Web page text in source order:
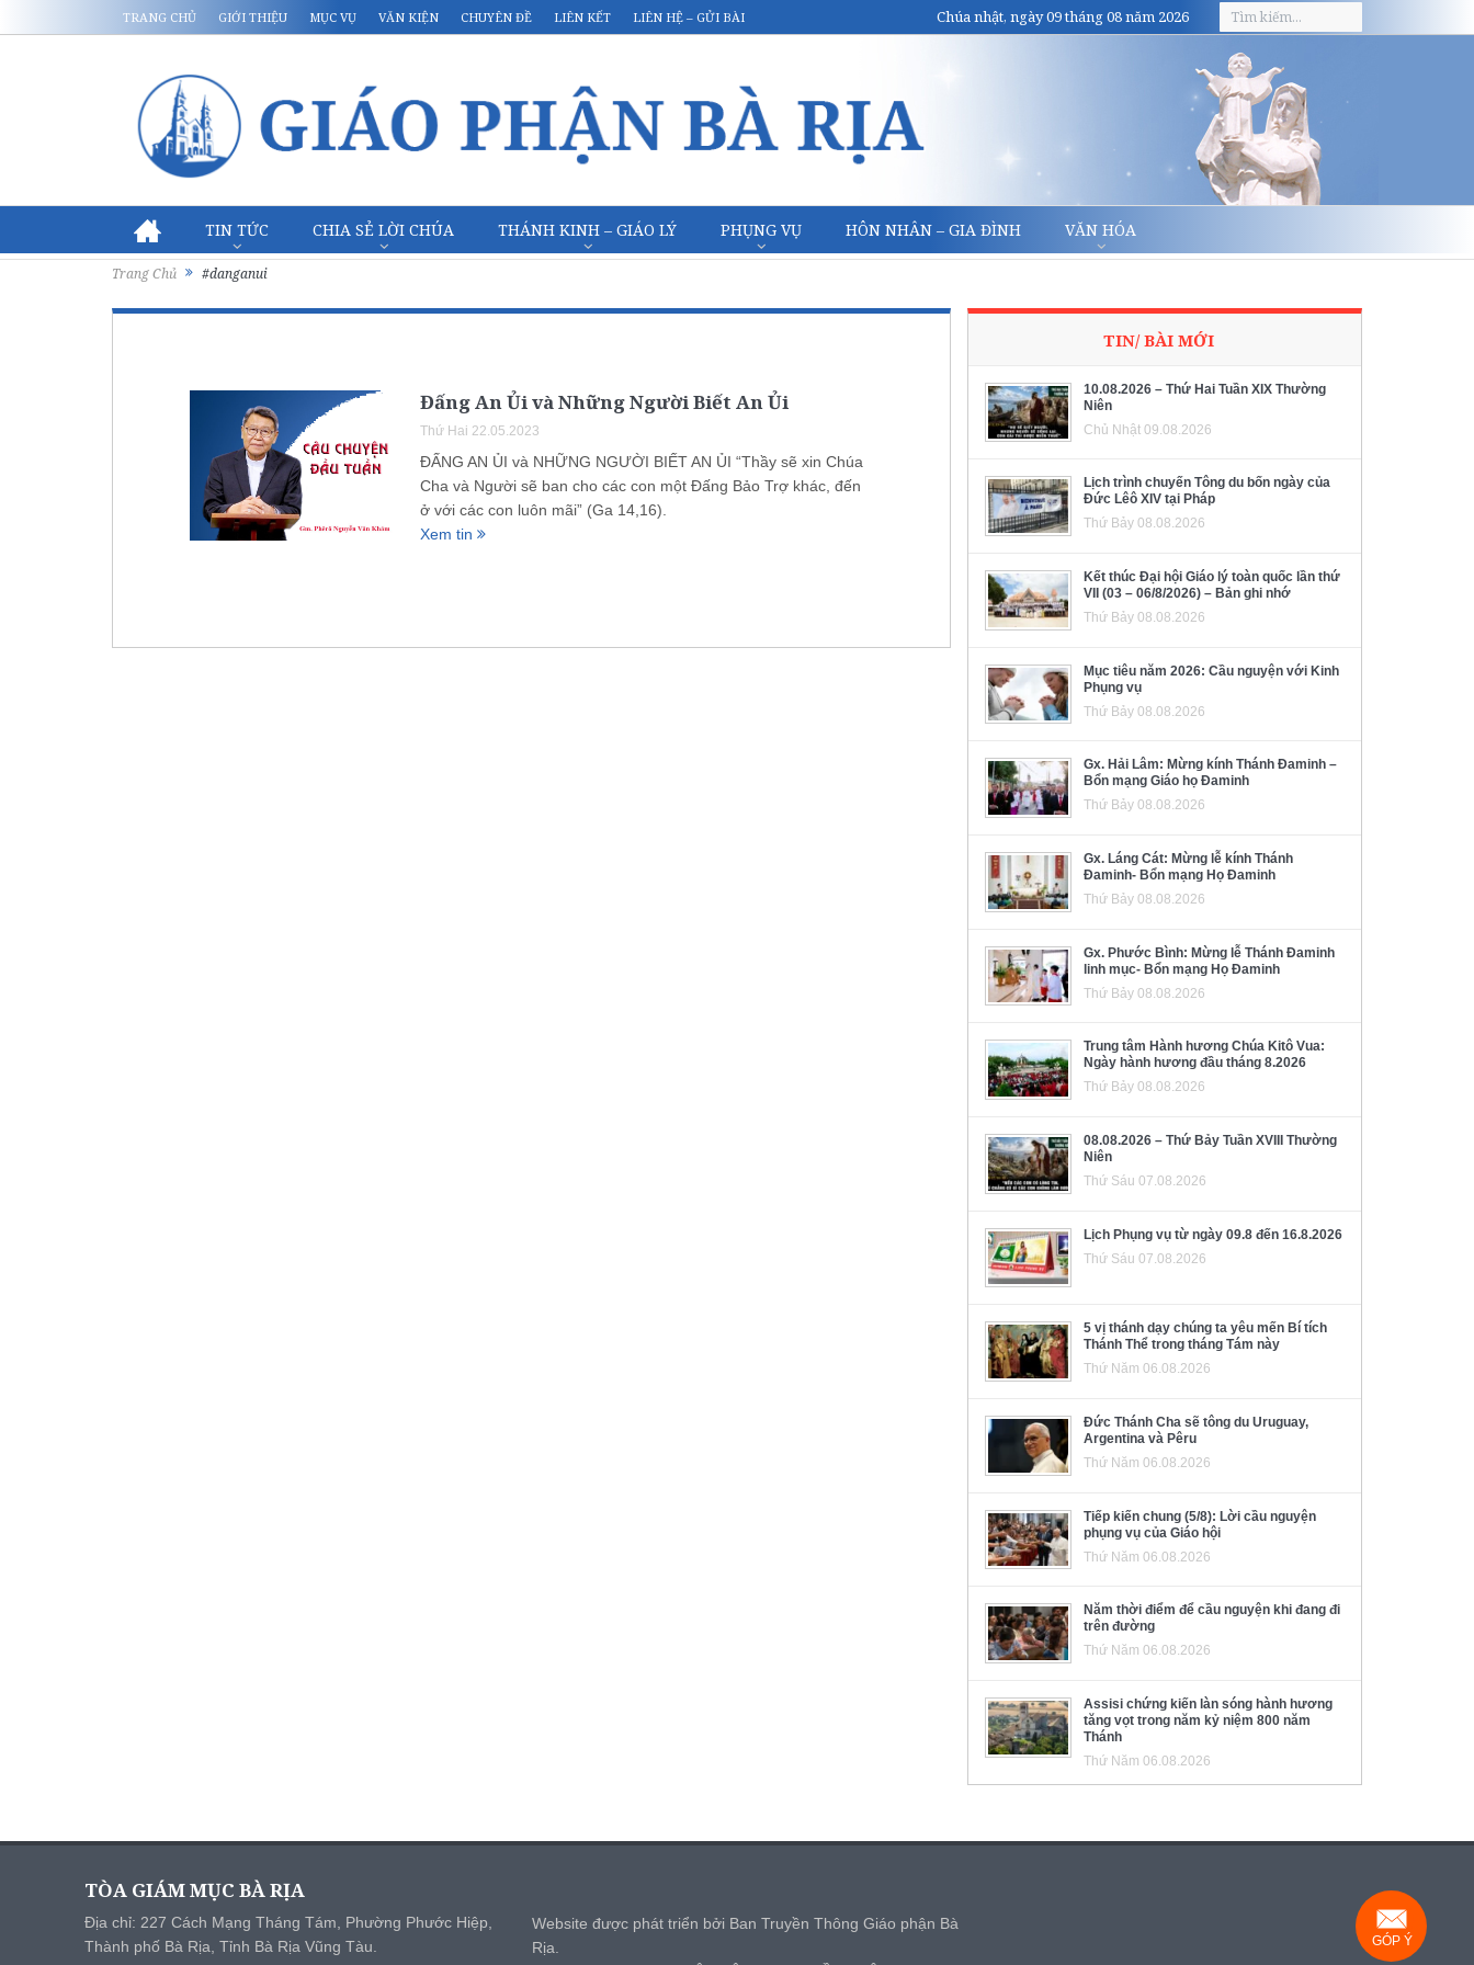
TRANG CHỦ GIỚI THIỆU MỤC VỤ VĂN KIỆN CHUYÊN ĐỀ LIÊN KẾT LIÊN HỆ – GỬI BÀI Chúa nhật, ngày 09 tháng 08 năm 2026
TIN TỨC CHIA SẺ LỜI CHÚA THÁNH KINH – GIÁO LÝ PHỤNG VỤ HÔN NHÂN – GIA ĐÌNH VĂN HÓA
Trang Chủ #danganui
Đấng An Ủi và Những Người Biết An Ủi
Thứ Hai 22.05.2023
ĐẤNG AN ỦI và NHỮNG NGƯỜI BIẾT AN ỦI “Thầy sẽ xin Chúa
Cha và Người sẽ ban cho các con một Đấng Bảo Trợ khác, đến
ở với các con luôn mãi” (Ga 14,16).
Xem tin
TIN/ BÀI MỚI
10.08.2026 – Thứ Hai Tuần XIX Thường
Niên
Chủ Nhật 09.08.2026
Lịch trình chuyến Tông du bốn ngày của
Đức Lêô XIV tại Pháp
Thứ Bảy 08.08.2026
Kết thúc Đại hội Giáo lý toàn quốc lần thứ
VII (03 – 06/8/2026) – Bản ghi nhớ
Thứ Bảy 08.08.2026
Mục tiêu năm 2026: Cầu nguyện với Kinh
Phụng vụ
Thứ Bảy 08.08.2026
Gx. Hải Lâm: Mừng kính Thánh Đaminh –
Bổn mạng Giáo họ Đaminh
Thứ Bảy 08.08.2026
Gx. Láng Cát: Mừng lễ kính Thánh
Đaminh- Bổn mạng Họ Đaminh
Thứ Bảy 08.08.2026
Gx. Phước Bình: Mừng lễ Thánh Đaminh
linh mục- Bổn mạng Họ Đaminh
Thứ Bảy 08.08.2026
Trung tâm Hành hương Chúa Kitô Vua:
Ngày hành hương đầu tháng 8.2026
Thứ Bảy 08.08.2026
08.08.2026 – Thứ Bảy Tuần XVIII Thường
Niên
Thứ Sáu 07.08.2026
Lịch Phụng vụ từ ngày 09.8 đến 16.8.2026
Thứ Sáu 07.08.2026
5 vị thánh dạy chúng ta yêu mến Bí tích
Thánh Thể trong tháng Tám này
Thứ Năm 06.08.2026
Đức Thánh Cha sẽ tông du Uruguay,
Argentina và Pêru
Thứ Năm 06.08.2026
Tiếp kiến chung (5/8): Lời cầu nguyện
phụng vụ của Giáo hội
Thứ Năm 06.08.2026
Năm thời điểm để cầu nguyện khi đang đi
trên đường
Thứ Năm 06.08.2026
Assisi chứng kiến làn sóng hành hương
tăng vọt trong năm kỷ niệm 800 năm
Thánh
Thứ Năm 06.08.2026
TÒA GIÁM MỤC BÀ RỊA
Địa chỉ: 227 Cách Mạng Tháng Tám, Phường Phước Hiệp,
Thành phố Bà Rịa, Tỉnh Bà Rịa Vũng Tàu.
Website được phát triển bởi Ban Truyền Thông Giáo phận Bà
Rịa.
GÓP Ý